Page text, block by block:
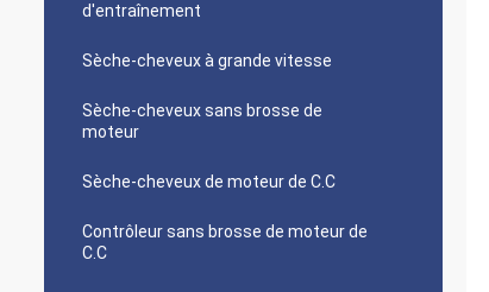
d'entraînement
Sèche-cheveux à grande vitesse
Sèche-cheveux sans brosse de
moteur
Sèche-cheveux de moteur de C.C
Contrôleur sans brosse de moteur de
C.C